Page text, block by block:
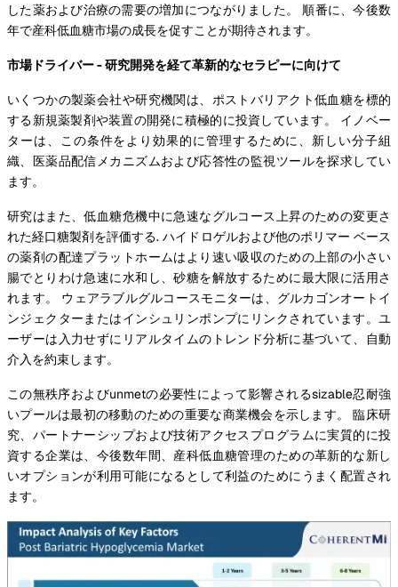
した薬および治療の需要の増加につながりました。 順番に、今後数
年で産科低血糖市場の成長を促すことが期待されます。
市場ドライバー - 研究開発を経て革新的なセラピーに向けて
いくつかの製薬会社や研究機関は、ポストバリアクト低血糖を標的
する新規薬製剤や装置の開発に積極的に投資しています。 イノベー
ターは、この条件をより効果的に管理するために、新しい分子組
織、医薬品配信メカニズムおよび応答性の監視ツールを探求してい
ます。
研究はまた、低血糖危機中に急速なグルコース上昇のための変更さ
れた経口糖製剤を評価する. ハイドロゲルおよび他のポリマー ベース
の薬剤の配達プラットホームはより速い吸収のための上部の小さい
腸でとりわけ急速に水和し、砂糖を解放するために最大限に活用さ
れます。 ウェアラブルグルコースモニターは、グルカゴンオートイ
ンジェクターまたはインシュリンポンプにリンクされています。ユ
ーザーは入力せずにリアルタイムのトレンド分析に基づいて、自動
介入を約束します。
この無秩序およびunmetの必要性によって影響されるsizable忍耐強
いプールは最初の移動のための重要な商業機会を示します。 臨床研
究、パートナーシップおよび技術アクセスプログラムに実質的に投
資する企業は、今後数年間、産科低血糖管理のための革新的な新し
いオプションが利用可能になるとして利益のためにうまく配置され
ます。